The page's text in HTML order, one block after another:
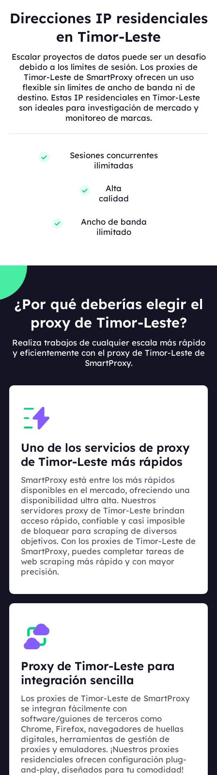
Direcciones IP residenciales
en Timor-Leste
Escalar proyectos de datos puede ser un desafío
debido a los límites de sesión. Los proxies de
Timor-Leste de SmartProxy ofrecen un uso
flexible sin límites de ancho de banda ni de
destino. Estas IP residenciales en Timor-Leste
son ideales para investigación de mercado y
monitoreo de marcas.
Sesiones concurrentes
ilimitadas
Alta
calidad
Ancho de banda
ilimitado
¿Por qué deberías elegir el
proxy de Timor-Leste?
Realiza trabajos de cualquier escala más rápido
y eficientemente con el proxy de Timor-Leste de
SmartProxy.
Uno de los servicios de proxy
de Timor-Leste más rápidos
SmartProxy está entre los más rápidos
disponibles en el mercado, ofreciendo una
disponibilidad ultra alta. Nuestros
servidores proxy de Timor-Leste brindan
acceso rápido, confiable y casi imposible
de bloquear para scraping de diversos
objetivos. Con los proxies de Timor-Leste de
SmartProxy, puedes completar tareas de
web scraping más rápido y con mayor
precisión.
Proxy de Timor-Leste para
integración sencilla
Los proxies de Timor-Leste de SmartProxy
se integran fácilmente con
software/guiones de terceros como
Chrome, Firefox, navegadores de huellas
digitales, herramientas de gestión de
proxies y emuladores. ¡Nuestros proxies
residenciales ofrecen configuración plug-
and-play, diseñados para tu comodidad!